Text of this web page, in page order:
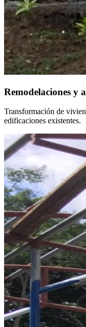
Remodelaciones y
Transformación de
edificaciones existentes.